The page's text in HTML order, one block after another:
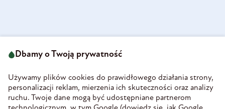
58-160 Świebodzice
REGON 890213034
INFORMACJE
Dbamy o Twoją prywatność
Używamy plików cookies do prawidłowego działania strony,
personalizacji reklam, mierzenia ich skuteczności oraz analizy
ruchu. Twoje dane mogą być udostępniane partnerom